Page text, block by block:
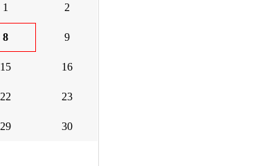
1 2
8 9
15 16
22 23
29 30